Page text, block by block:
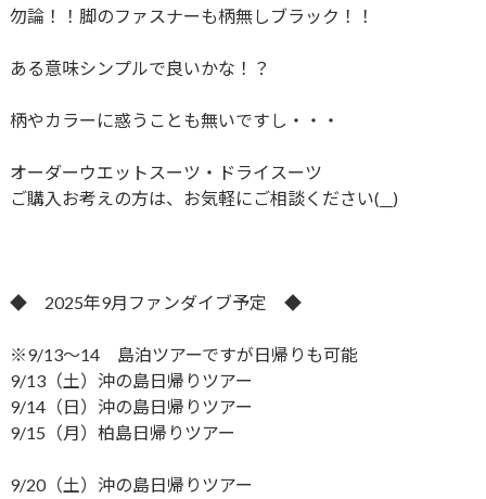
勿論！！脚のファスナーも柄無しブラック！！
ある意味シンプルで良いかな！？
柄やカラーに惑うことも無いですし・・・
オーダーウエットスーツ・ドライスーツ
ご購入お考えの方は、お気軽にご相談ください(__)
◆ 2025年9月ファンダイブ予定 ◆
※9/13～14 島泊ツアーですが日帰りも可能
9/13（土）沖の島日帰りツアー
9/14（日）沖の島日帰りツアー
9/15（月）柏島日帰りツアー
9/20（土）沖の島日帰りツアー